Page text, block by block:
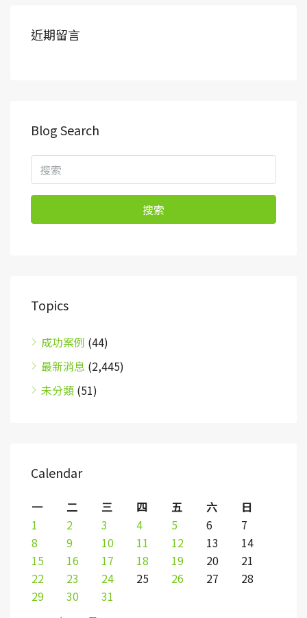
近期留言
Blog Search
搜索
Topics
成功案例 (44)
最新消息 (2,445)
未分類 (51)
Calendar
一 二 三 四 五 六
日
1
2 3 4 5 6
7
8
9 10 11 12 13
14
15
16 17 18 19 20
21
22
23 24 25 26 27
28
29
30 31